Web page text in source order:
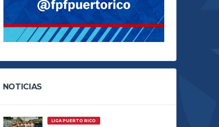
NOTICIAS
LIGA PUERTO RICO